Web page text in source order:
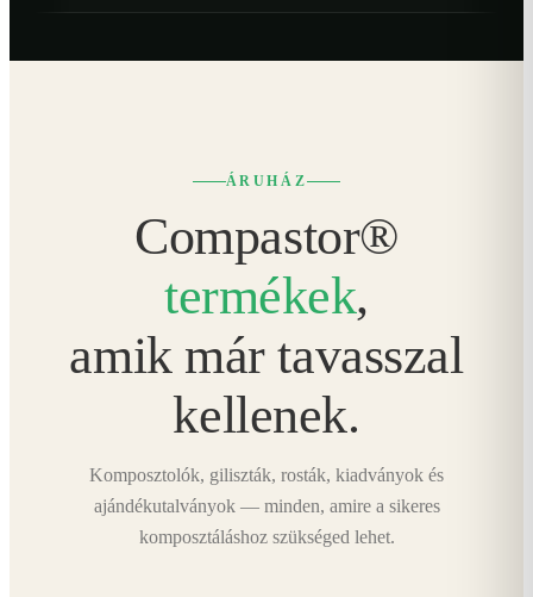
ÁRUHÁZ
Compastor®
termékek,
amik már tavasszal
kellenek.
Komposztolók, giliszták, rosták, kiadványok és
ajándékutalványok — minden, amire a sikeres
komposztáláshoz szükséged lehet.